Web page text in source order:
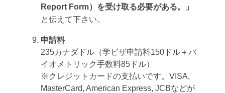
Report Form）を受け取る必要がある。」
と伝えて下さい。
申請料
235カナダドル（学ビザ申請料150ドル＋バ
イオメトリック手数料85ドル）
※クレジットカードの支払いです。VISA,
MasterCard, American Express, JCBなどが